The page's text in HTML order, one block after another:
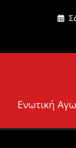
Ενωτική